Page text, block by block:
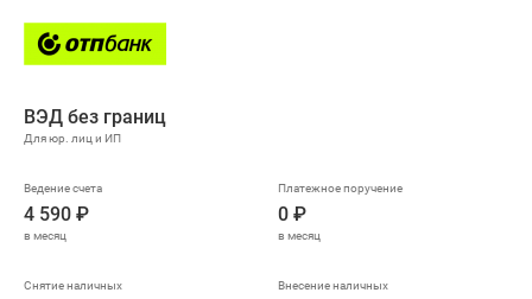
ВЭД без границ
4 590 ₽ 0 ₽